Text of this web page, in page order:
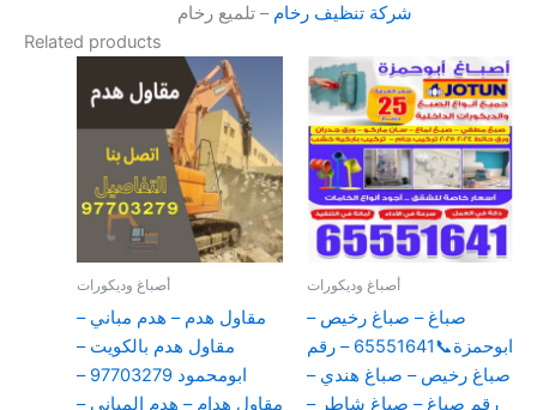
شركة تنظيف رخام – تلميع رخام
Related products
أصباغ وديكورات
مقاول هدم – هدم مباني –
مقاول هدم بالكويت –
ابومحمود 97703279 –
مقاول هدام – هدم المباني –
أصباغ وديكورات
صباغ – صباغ رخيص –
ابوحمزة📞65551641 – رقم
صباغ رخيص – صباغ هندي –
رقم صباغ – صباغ شاطر –